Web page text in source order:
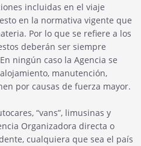
incluidas en el viaje
en la normativa vigente que
Por lo que se refiere a los
deberán ser siempre
ningún caso la Agencia se
manutención,
por causas de fuerza mayor.
“vans”, limusinas y
Organizadora directa o
cualquiera que sea el país